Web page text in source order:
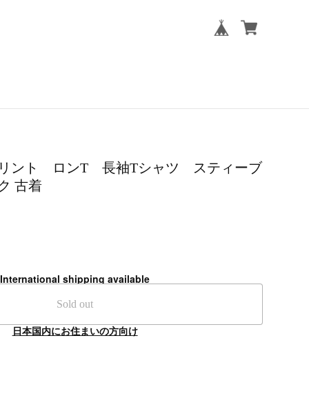
リント ロンT 長袖Tシャツ スティーブ
古着
International shipping available
Sold out
日本国内にお住まいの方向け